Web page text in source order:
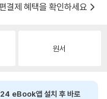
결제 혜택을 확인하세요
원서
eBook앱 설치 후 바로